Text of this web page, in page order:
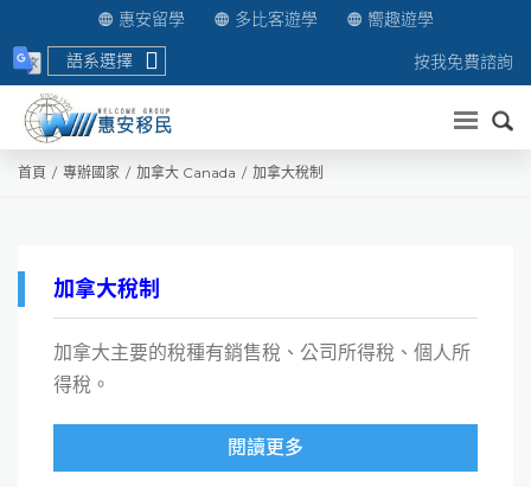
惠安留學 多比客遊學
嚮趣遊學
語系選擇
按我免費諮詢
送出
首頁 專辦國家 加拿大 Canada 加拿大稅制
加拿大稅制
加拿大主要的稅種有銷售稅、公司所得稅、個人所
得稅。
閱讀更多